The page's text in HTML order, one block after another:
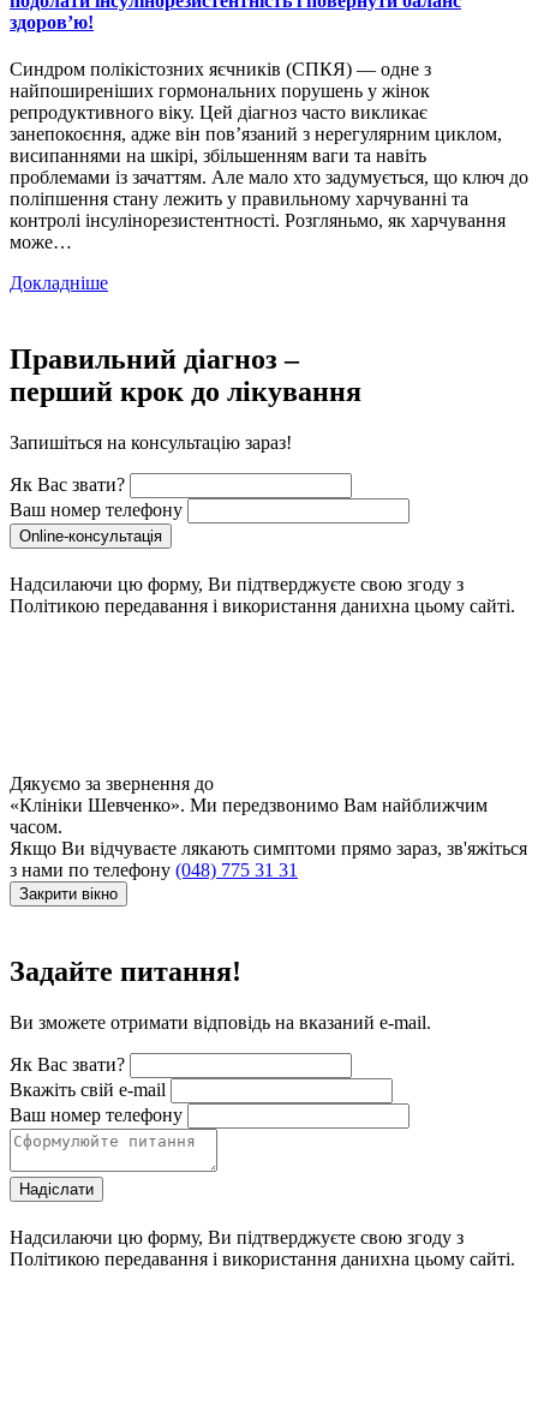
здоров’ю!
Синдром полікістозних яєчників (СПКЯ) — одне з
найпоширеніших гормональних порушень у жінок
репродуктивного віку. Цей діагноз часто викликає
занепокоєння, адже він пов’язаний з нерегулярним циклом,
висипаннями на шкірі, збільшенням ваги та навіть
проблемами із зачаттям. Але мало хто задумується, що ключ до
поліпшення стану лежить у правильному харчуванні та
контролі інсулінорезистентності. Розгляньмо, як харчування
може…
Докладніше
Правильний діагноз –
перший крок до лікування
Запишіться на консультацію зараз!
Як Вас звати?
Ваш номер телефону
Online-консультація
Надсилаючи цю форму, Ви підтверджуєте свою згоду з
Політикою передавання і використання данихна цьому сайті.
Дякуємо за звернення до
«Клініки Шевченко». Ми передзвонимо Вам найближчим
часом.
Якщо Ви відчуваєте лякають симптоми прямо зараз, зв'яжіться
з нами по телефону (048) 775 31 31
Закрити вікно
Задайте питання!
Ви зможете отримати відповідь на вказаний e-mail.
Як Вас звати?
Вкажіть свій e-mail
Ваш номер телефону
Надіслати
Надсилаючи цю форму, Ви підтверджуєте свою згоду з
Політикою передавання і використання данихна цьому сайті.